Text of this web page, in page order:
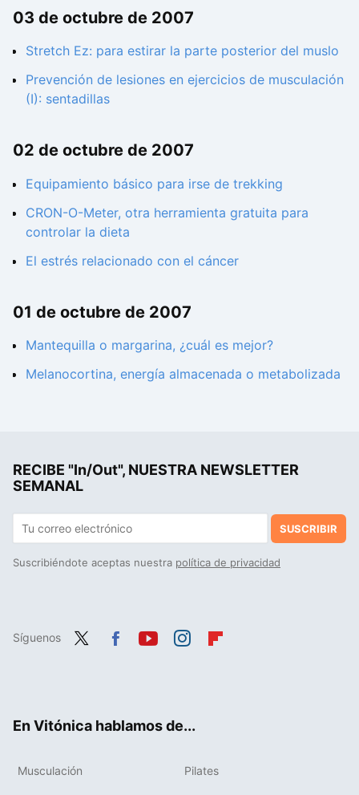
03 de octubre de 2007
Stretch Ez: para estirar la parte posterior del muslo
Prevención de lesiones en ejercicios de musculación
(I): sentadillas
02 de octubre de 2007
Equipamiento básico para irse de trekking
CRON-O-Meter, otra herramienta gratuita para
controlar la dieta
El estrés relacionado con el cáncer
01 de octubre de 2007
Mantequilla o margarina, ¿cuál es mejor?
Melanocortina, energía almacenada o metabolizada
RECIBE "In/Out", NUESTRA NEWSLETTER
SEMANAL
SUSCRIBIR
Suscribiéndote aceptas nuestra política de privacidad
Síguenos
En Vitónica hablamos de...
Musculación Pilates